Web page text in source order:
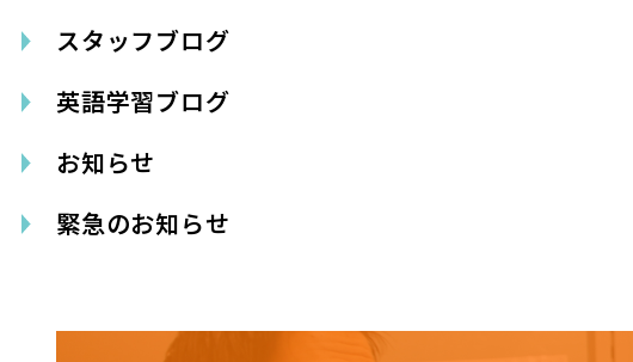
スタッフブログ
英語学習ブログ
お知らせ
緊急のお知らせ